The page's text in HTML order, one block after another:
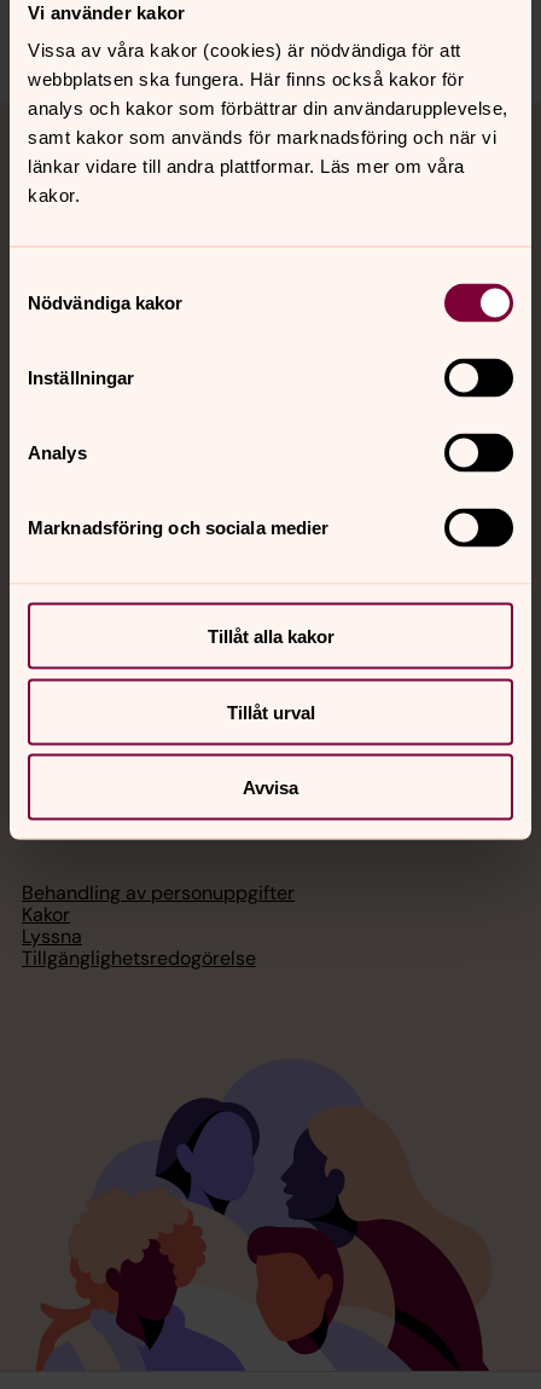
Vi använder kakor
Vissa av våra kakor (cookies) är nödvändiga för att
webbplatsen ska fungera. Här finns också kakor för
analys och kakor som förbättrar din användarupplevelse,
samt kakor som används för marknadsföring och när vi
länkar vidare till andra plattformar. Läs mer om våra
kakor.
Nödvändiga kakor
Inställningar
Analys
Marknadsföring och sociala medier
Tillåt alla kakor
Tillåt urval
Avvisa
Tillbaka till toppen
Tillbaka till innehållet
Jourhavande präst
med en präst på kvällar och nätter.
Chatt
Telefon 112
Bli medlem
Lediga jobb
Act Svenska kyrkan
Svenska kyrkan i utlandet
Om webbplatsen
Behandling av personuppgifter
Kakor
Lyssna
Tillgänglighetsredogörelse